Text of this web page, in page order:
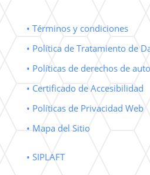
• Términos y condiciones
• Política de Tratamiento de
• Políticas de derechos de
• Certificado de Accesibilidad
• Políticas de Privacidad Web
• Mapa del Sitio
• SIPLAFT